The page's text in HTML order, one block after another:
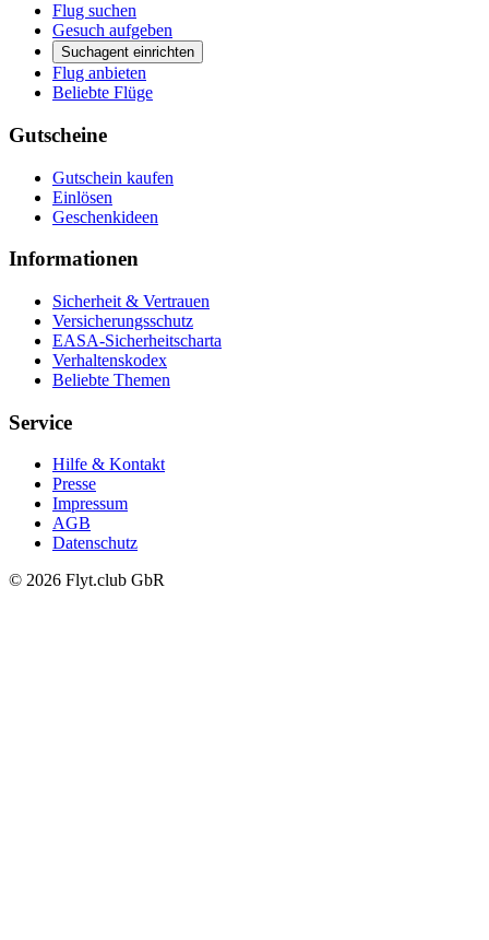
Flug suchen
Gesuch aufgeben
Suchagent einrichten
Flug anbieten
Beliebte Flüge
Gutscheine
Gutschein kaufen
Einlösen
Geschenkideen
Informationen
Sicherheit & Vertrauen
Versicherungsschutz
EASA-Sicherheitscharta
Verhaltenskodex
Beliebte Themen
Service
Hilfe & Kontakt
Presse
Impressum
AGB
Datenschutz
© 2026 Flyt.club GbR